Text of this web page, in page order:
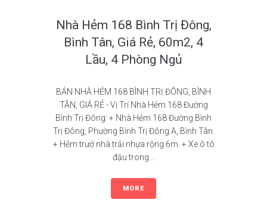
Nhà Hẻm 168 Bình Trị Đông,
Bình Tân, Giá Rẻ, 60m2, 4
Lầu, 4 Phòng Ngủ
BÁN NHÀ HẺM 168 BÌNH TRỊ ĐÔNG, BÌNH
TÂN, GIÁ RẺ - Vị Trí Nhà Hẻm 168 Đường
Bình Trị Đông: + Nhà Hẻm 168 Đường Bình
Trị Đông, Phường Bình Trị Đông A, Bình Tân.
+ Hẻm trướ nhà trải nhựa rộng 6m. + Xe ô tô
đậu trong...
MORE